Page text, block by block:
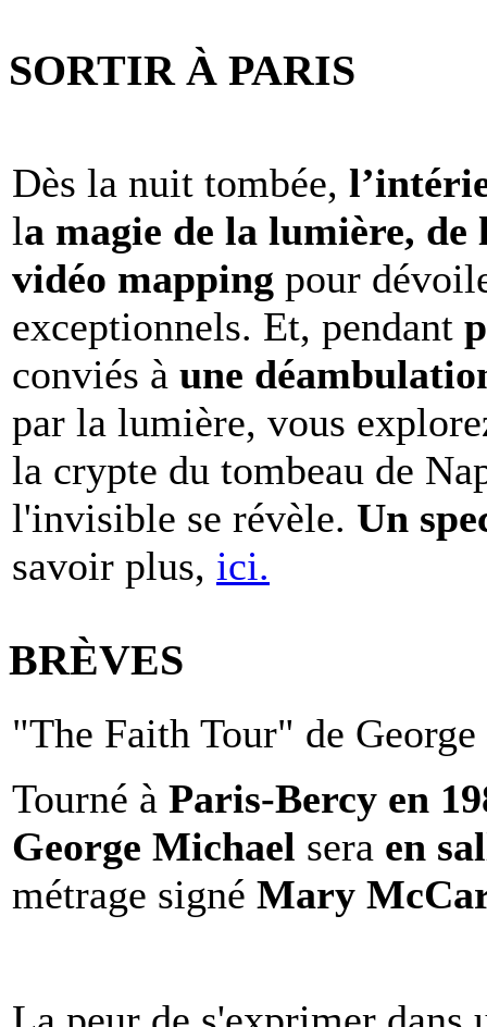
SORTIR À PARIS
Dès la nuit tombée,
la magie de la lumière,
vidéo mapping pour
exceptionnels. Et, pendant
conviés à une
par la lumière, vous
la crypte du tombeau de
l'invisible se révèle. Un
savoir plus, ici.
BRÈVES
"The Faith Tour" de
Tourné à Paris-Bercy en
George Michael sera en
métrage signé Mary